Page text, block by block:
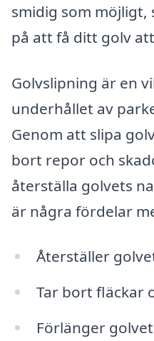
smidig som möjligt,
på att få ditt golv
Golvslipning är en
underhållet av
Genom att slipa
bort repor och
återställa golvets
är några fördelar
Återställer
Tar bort fläckar
Förlänger